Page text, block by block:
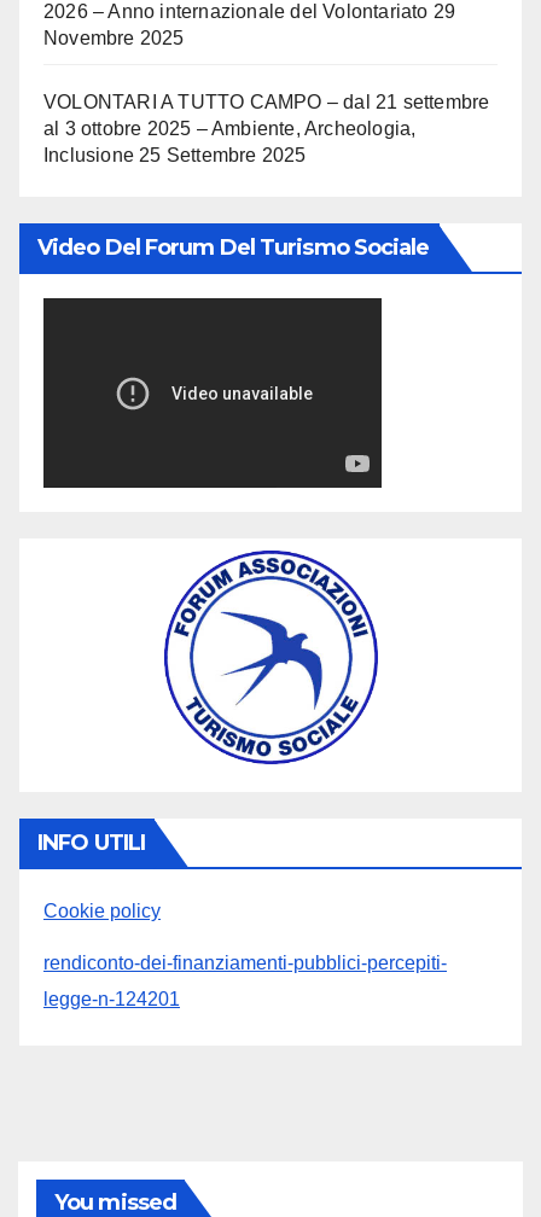
2026 – Anno internazionale del Volontariato 29
Novembre 2025
VOLONTARI A TUTTO CAMPO – dal 21 settembre
al 3 ottobre 2025 – Ambiente, Archeologia,
Inclusione 25 Settembre 2025
Video Del Forum Del Turismo Sociale
INFO UTILI
Cookie policy
rendiconto-dei-finanziamenti-pubblici-percepiti-
legge-n-124201
You missed